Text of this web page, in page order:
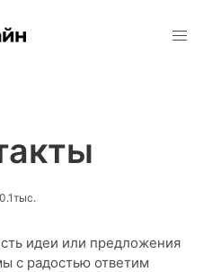
идеи или предложения
с радостью ответим